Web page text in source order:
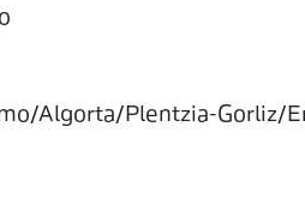
Algorta/Plentzia-Gorliz/